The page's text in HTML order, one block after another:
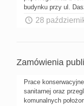
budynku przy ul.
28
Zamówienia
Prace
sanitarnej oraz
komunalnych